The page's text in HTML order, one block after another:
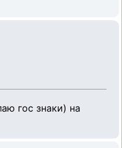
гос знаки) на